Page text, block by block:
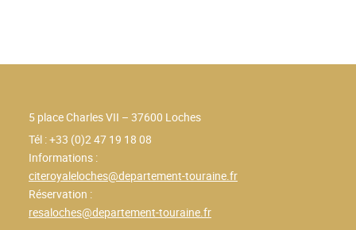
5 place Charles VII – 37600 Loches
Tél : +33 (0)2 47 19 18 08
Informations :
citeroyaleloches@departement-touraine.fr
Réservation :
resaloches@departement-touraine.fr